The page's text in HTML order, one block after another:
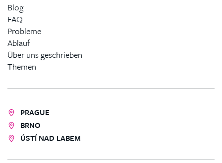
Blog
FAQ
Probleme
Ablauf
Über uns geschrieben
Themen
PRAGUE
BRNO
ÚSTÍ NAD LABEM